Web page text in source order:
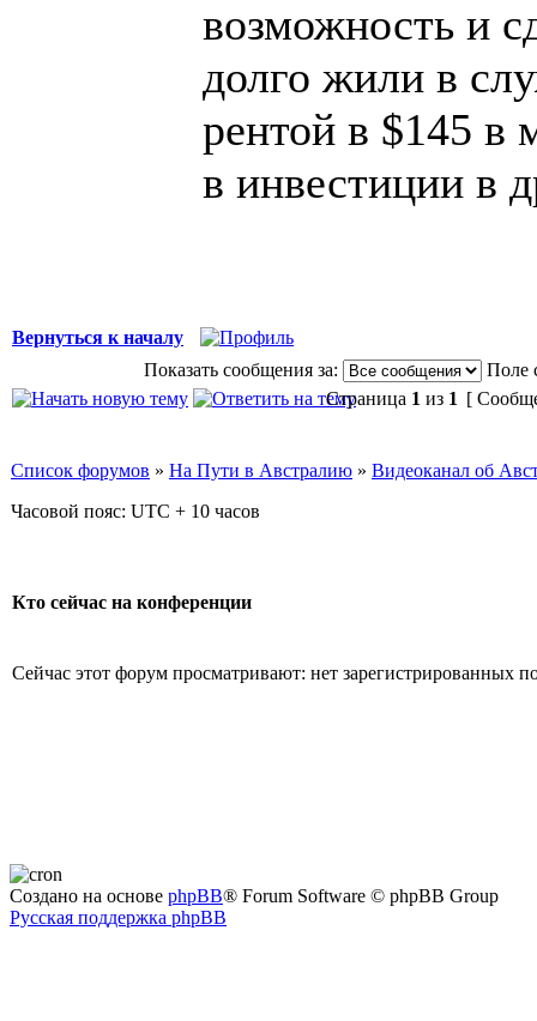
возможность и
долго жили в
рентой в $145 в
в инвестиции в
Вернуться к началу
Показать сообщения за:
Поле
Страница 1 из 1 [
Список форумов » На Пути в Австралию » Видеоканал об
Часовой пояс: UTC + 10 часов
Кто сейчас на конференции
Сейчас этот форум просматривают: нет зарегистрированных
Создано на основе phpBB® Forum Software © phpBB Group
Русская поддержка phpBB